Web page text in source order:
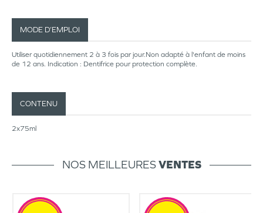
MODE D’EMPLOI
Utiliser quotidiennement 2 à 3 fois par jour.Non adapté à l'enfant de moins
de 12 ans. Indication : Dentifrice pour protection complète.
CONTENU
2x75ml
NOS MEILLEURESVENTES